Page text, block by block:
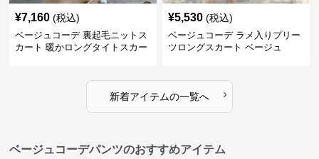
¥7,160 (税込)
ベージュコーデ 裏起毛ニットス
カート 暖かロングタイトスカー
¥5,530 (税込)
ベージュコーデ ラメ入りプリー
ツロングスカート ベージュ
新着アイテムの一覧へ ›
ベージュコーデパンツのおすすめアイテム